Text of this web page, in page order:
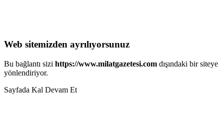
Web sitemizden ayrılıyorsunuz
Bu bağlantı sizi https://www.milatgazetesi.com dışındaki bir siteye
yönlendiriyor.
Sayfada Kal Devam Et